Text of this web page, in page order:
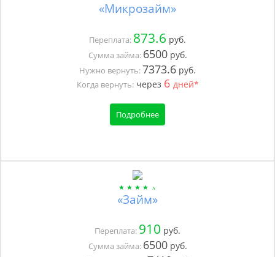
«Микрозайм»
Переплата: 873.6 руб.
Сумма займа: 6500руб.
Нужно вернуть:7373.6 руб.
Когда вернуть:через 6 дней*
Подробнее
«Займ»
Переплата: 910 руб.
Сумма займа: 6500руб.